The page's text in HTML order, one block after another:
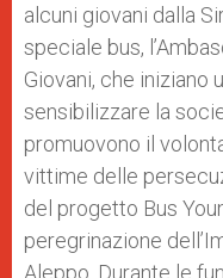
alcuni giovani dalla
speciale bus,
Giovani, che iniziano
sensibilizzare la
promuovono il
vittime delle
del progetto Bus
peregrinazione